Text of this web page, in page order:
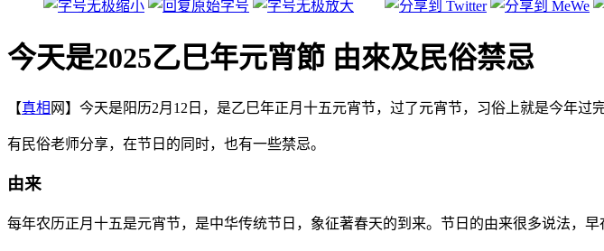
今天是2025乙巳年元宵節 由來及民俗禁忌
【真相 网】今天是阳历2月12日，是乙巳年正月十五元宵节，过了元宵节，习俗上就是今年过完
有民俗老师分享，在节日的同时，也有一些禁忌。
由来
每年农历正月十五是元宵节，是中华传统节日，象征著春天的到来。节日的由来很多说法，